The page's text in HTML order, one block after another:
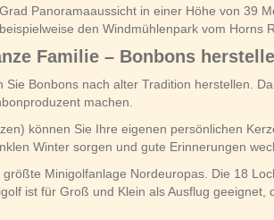
Panoramaaussicht in einer Höhe von 39
den Windmühlenpark vom Horns
Familie – Bonbons
Sie Bonbons nach alter Tradition herstellen.
machen.
können Sie Ihre eigenen persönlichen
Winter sorgen und gute Erinnerungen
größte Minigolfanlage Nordeuropas. Die 18
ist für Groß und Klein als Ausflug